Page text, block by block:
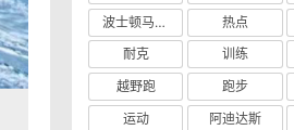
波士顿马拉松
热点
耐克
训练
越野跑
跑步
运动
阿迪达斯